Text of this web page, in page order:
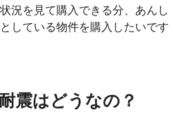
況を見て購入できる分、あんし
している物件を購入したいです
震はどうなの？